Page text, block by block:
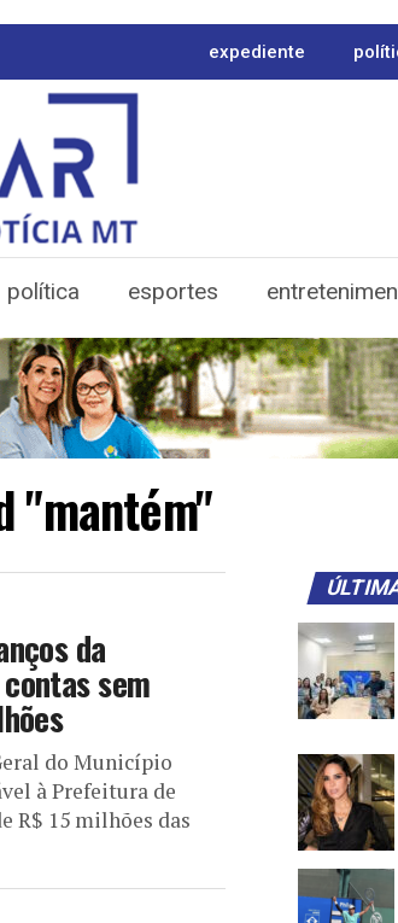
expediente
política esportes
"mantém"
da
sem
do Município
à Prefeitura de
R$ 15 milhões das